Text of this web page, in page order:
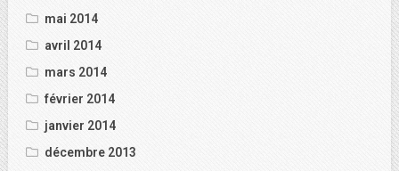
mai 2014
avril 2014
mars 2014
février 2014
janvier 2014
décembre 2013